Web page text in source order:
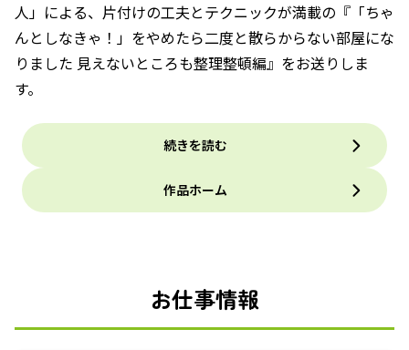
人」による、片付けの工夫とテクニックが満載の『「ちゃ
んとしなきゃ！」をやめたら二度と散らからない部屋にな
りました 見えないところも整理整頓編』をお送りしま
す。
続きを読む
作品ホーム
お仕事情報